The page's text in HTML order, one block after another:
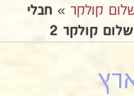
קולקר » חבלי
קולקר 2